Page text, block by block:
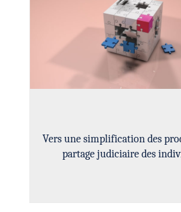
Vers une simplification des
partage judiciaire des